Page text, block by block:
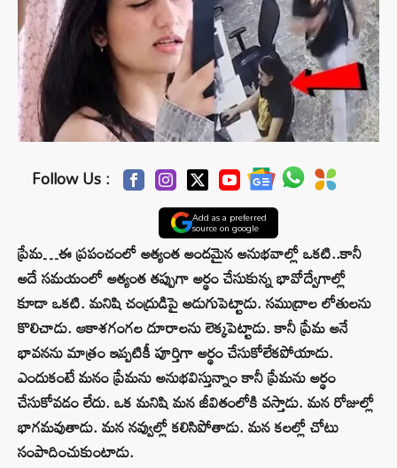
Follow Us :
Add as a preferred
source on google
ప్రేమ…ఈ ప్రపంచంలో అత్యంత అందమైన అనుభవాల్లో ఒకటి..కానీ
అదే సమయంలో అత్యంత తప్పుగా అర్థం చేసుకున్న భావోద్వేగాల్లో
కూడా ఒకటి. మనిషి చంద్రుడిపై అడుగుపెట్టాడు. సముద్రాల లోతులను
కొలిచాడు. ఆకాశగంగల దూరాలను లెక్కపెట్టాడు. కానీ ప్రేమ అనే
భావనను మాత్రం ఇప్పటికీ పూర్తిగా అర్థం చేసుకోలేకపోయాడు.
ఎందుకంటే మనం ప్రేమను అనుభవిస్తున్నాం కానీ ప్రేమను అర్థం
చేసుకోవడం లేదు. ఒక మనిషి మన జీవితంలోకి వస్తాడు. మన రోజుల్లో
భాగమవుతాడు. మన నవ్వుల్లో కలిసిపోతాడు. మన కలల్లో చోటు
సంపాదించుకుంటాడు.